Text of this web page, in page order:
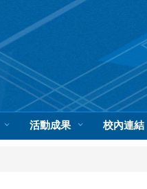
活動成果 校內連結